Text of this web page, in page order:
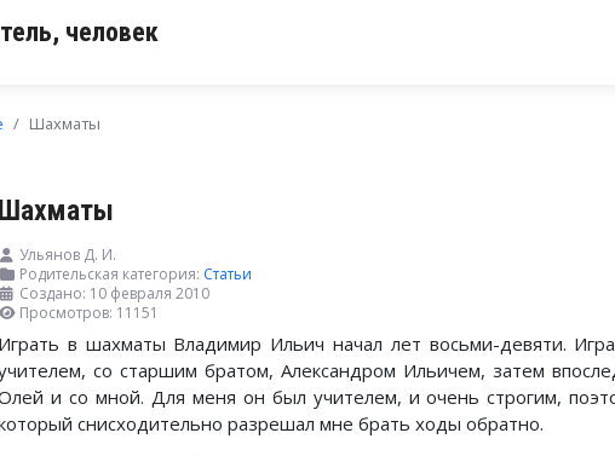
человек
Шахматы
Шахматы
Ульянов Д. И.
Родительская категория: Статьи
Создано: 10 февраля 2010
Просмотров: 11151
Играть в шахматы Владимир Ильич начал лет восьми-девяти.
со старшим братом, Александром Ильичем, затем
и со мной. Для меня он был учителем, и очень строгим,
снисходительно разрешал мне брать ходы обратно.